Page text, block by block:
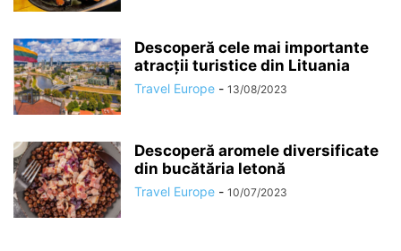
Descoperă cele mai importante
atracții turistice din Lituania
Travel Europe - 13/08/2023
Descoperă aromele diversificate
din bucătăria letonă
Travel Europe - 10/07/2023